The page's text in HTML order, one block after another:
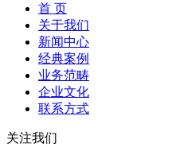
首 页
关于我们
新闻中心
经典案例
业务范畴
企业文化
联系方式
关注我们